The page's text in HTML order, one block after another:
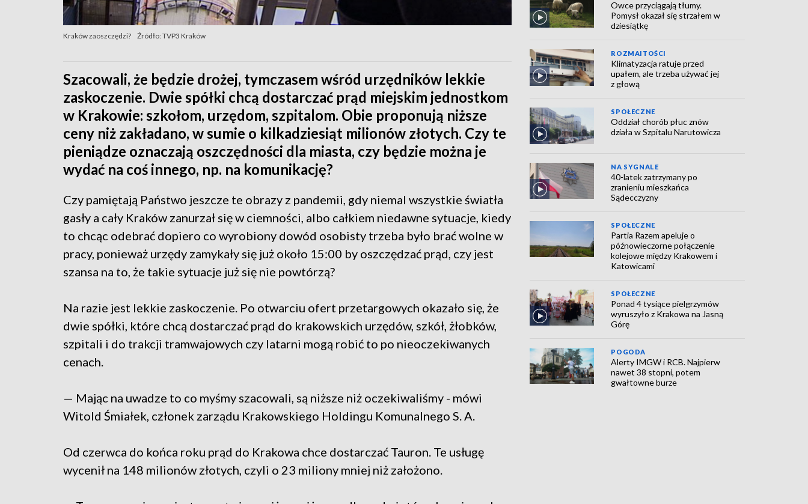
Kraków zaoszczędzi? Źródło: TVP3 Kraków
Szacowali, że będzie drożej, tymczasem wśród urzędników lekkie
zaskoczenie. Dwie spółki chcą dostarczać prąd miejskim jednostkom
w Krakowie: szkołom, urzędom, szpitalom. Obie proponują niższe
ceny niż zakładano, w sumie o kilkadziesiąt milionów złotych. Czy te
pieniądze oznaczają oszczędności dla miasta, czy będzie można je
wydać na coś innego, np. na komunikację?
Czy pamiętają Państwo jeszcze te obrazy z pandemii, gdy niemal wszystkie światła
gasły a cały Kraków zanurzał się w ciemności, albo całkiem niedawne sytuacje, kiedy
to chcąc odebrać dopiero co wyrobiony dowód osobisty trzeba było brać wolne w
pracy, ponieważ urzędy zamykały się już około 15:00 by oszczędzać prąd, czy jest
szansa na to, że takie sytuacje już się nie powtórzą?
Na razie jest lekkie zaskoczenie. Po otwarciu ofert przetargowych okazało się, że
dwie spółki, które chcą dostarczać prąd do krakowskich urzędów, szkół, żłobków,
szpitali i do trakcji tramwajowych czy latarni mogą robić to po nieoczekiwanych
cenach.
— Mając na uwadze to co myśmy szacowali, są niższe niż oczekiwaliśmy - mówi
Witold Śmiałek, członek zarządu Krakowskiego Holdingu Komunalnego S. A.
Od czerwca do końca roku prąd do Krakowa chce dostarczać Tauron. Te usługę
wycenił na 148 milionów złotych, czyli o 23 miliony mniej niż założono.
Owce przyciągają tłumy.
Pomysł okazał się strzałem w
dziesiątkę
ROZMAITOŚCI
Klimatyzacja ratuje przed
upałem, ale trzeba używać jej
z głową
SPOŁECZNE
Oddział chorób płuc znów
działa w Szpitalu Narutowicza
NA SYGNALE
40-latek zatrzymany po
zranieniu mieszkańca
Sądecczyzny
SPOŁECZNE
Partia Razem apeluje o
późnowieczorne połączenie
kolejowe między Krakowem i
Katowicami
SPOŁECZNE
Ponad 4 tysiące pielgrzymów
wyruszyło z Krakowa na Jasną
Górę
POGODA
Alerty IMGW i RCB. Najpierw
nawet 38 stopni, potem
gwałtowne burze